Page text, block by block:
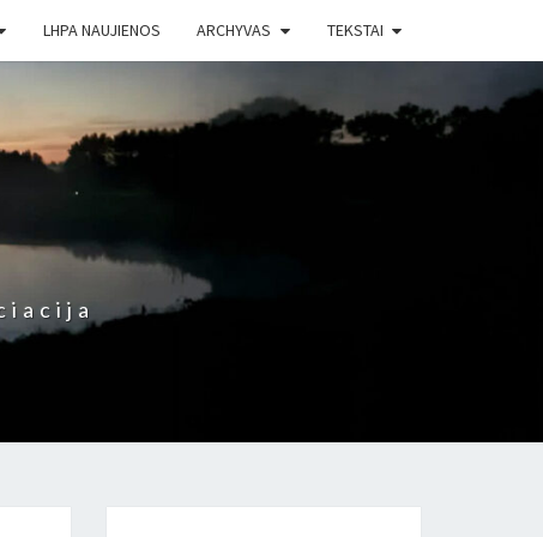
LHPA NAUJIENOS ARCHYVAS TEKSTAI